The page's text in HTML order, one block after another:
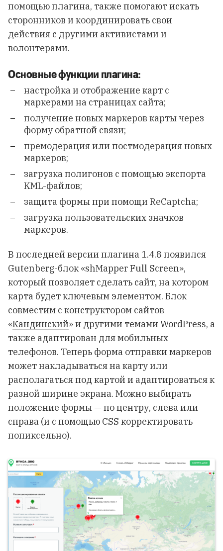
помощью плагина, также помогают искать
сторонников и координировать свои
действия с другими активистами и
волонтерами.
Основные функции плагина:
настройка и отображение карт с
маркерами на страницах сайта;
получение новых маркеров карты через
форму обратной связи;
премодерация или постмодерация новых
маркеров;
загрузка полигонов с помощью экспорта
KML-файлов;
защита формы при помощи ReCaptcha;
загрузка пользовательских значков
маркеров.
В последней версии плагина 1.4.8 появился
Gutenberg-блок «shMapper Full Screen»,
который позволяет сделать сайт, на котором
карта будет ключевым элементом. Блок
совместим с конструктором сайтов
«Кандинский» и другими темами WordPress, а
также адаптирован для мобильных
телефонов. Теперь форма отправки маркеров
может накладываться на карту или
располагаться под картой и адаптироваться к
разной ширине экрана. Можно выбирать
положение формы — по центру, слева или
справа (и с помощью CSS корректировать
попиксельно).